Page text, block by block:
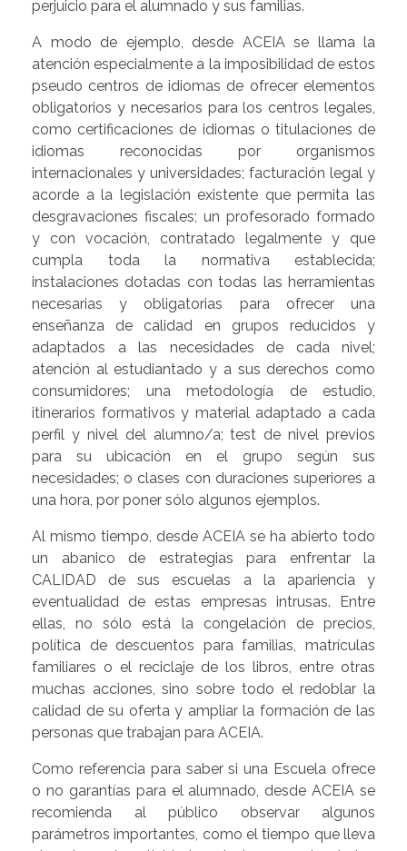
perjuicio para el alumnado y sus familias.
A modo de ejemplo, desde ACEIA se llama la
atención especialmente a la imposibilidad de estos
pseudo centros de idiomas de ofrecer elementos
obligatorios y necesarios para los centros legales,
como certificaciones de idiomas o titulaciones de
idiomas reconocidas por organismos
internacionales y universidades; facturación legal y
acorde a la legislación existente que permita las
desgravaciones fiscales; un profesorado formado
y con vocación, contratado legalmente y que
cumpla toda la normativa establecida;
instalaciones dotadas con todas las herramientas
necesarias y obligatorias para ofrecer una
enseñanza de calidad en grupos reducidos y
adaptados a las necesidades de cada nivel;
atención al estudiantado y a sus derechos como
consumidores; una metodología de estudio,
itinerarios formativos y material adaptado a cada
perfil y nivel del alumno/a; test de nivel previos
para su ubicación en el grupo según sus
necesidades; o clases con duraciones superiores a
una hora, por poner sólo algunos ejemplos.
Al mismo tiempo, desde ACEIA se ha abierto todo
un abanico de estrategias para enfrentar la
CALIDAD de sus escuelas a la apariencia y
eventualidad de estas empresas intrusas. Entre
ellas, no sólo está la congelación de precios,
política de descuentos para familias, matrículas
familiares o el reciclaje de los libros, entre otras
muchas acciones, sino sobre todo el redoblar la
calidad de su oferta y ampliar la formación de las
personas que trabajan para ACEIA.
Como referencia para saber si una Escuela ofrece
o no garantías para el alumnado, desde ACEIA se
recomienda al público observar algunos
parámetros importantes, como el tiempo que lleva